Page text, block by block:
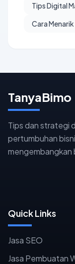
Tips Digital
Cara
TanyaBimo
Tips dan strategi
pertumbuhan
mengembangkan
Quick Links
Jasa SEO
Jasa Pembuatan